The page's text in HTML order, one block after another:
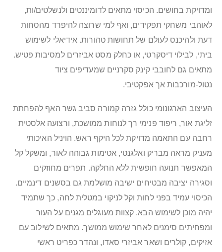
ומדויקת בחושים. הכיסוי מתאים לדומיננטים ולנשלטים/ות,
לאוהבי משחקי תפקידים, ואף למי שרוצה להיפרד מהסחות
דעת ולהיכנס לעולם של תחושות טהורות. אידיאלי לשימוש
ביתי, לבילוי דיסקרטי, או כחלק מסט אביזרים למסיבות פטיש.
מתאים גם לחובבי קינק סקרניים שמעדיפים ציוד
נטול-מורכבות אך אפקטיבי.
העיצוב הארגונומי כולל גזרה קמורה סביב גשר האף להפחתת
זליגת אור, ריפוד פנימי רך לנוחות ממושכת, ורצועה אלסטית
רחבה עם התאמה מדויקת לכל היקף ראש. הויניל האיכותי
מעניק מראה מבריק ואלגנטי, אטימות גבוהה לאור, ומשקל קל
המאפשר תנועה חופשית ללא החלקה. תפרים מחוזקים
וסגירה יציבה מבטיחים ישיבה מושלמת גם בסשנים דינמיים.
הכיסוי עמיד בפני לחות וקל לניקוי במטלית לחה, כך שתמיד
יהיה מוכן לשימוש הבא. קצוות מעוגלים מגנים על העור
ומפחיתים סימנים לאחר שימוש ממושך. מתאים לשילוב עם
אזיקים, קולרים ושאר אביזרי סאדו, ונהדר כפריט ראשי